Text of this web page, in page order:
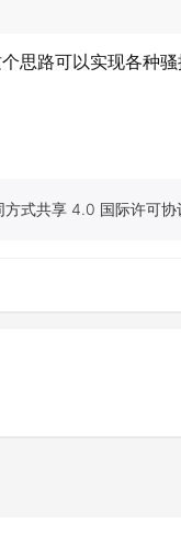
思路可以实现各种
式共享 4.0 国际许可协